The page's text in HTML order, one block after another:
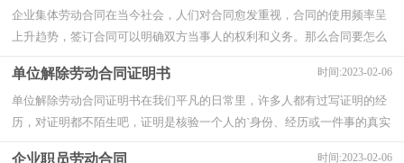
企业集体劳动合同在当今社会，人们对合同愈发重视，合同的使用频率呈
上升趋势，签订合同可以明确双方当事人的权利和义务。那么合同要怎么
单位解除劳动合同证明书 时间:2023-02-06
单位解除劳动合同证明书在我们平凡的日常里，许多人都有过写证明的经
历，对证明都不陌生吧，证明是核验一个人的`身份、经历或一件事的真实
企业职员劳动合同 时间:2023-02-06